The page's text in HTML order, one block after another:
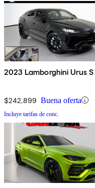
2023 Lamborghini Urus
$242,899 Buena oferta
Incluye tarifas de conc.